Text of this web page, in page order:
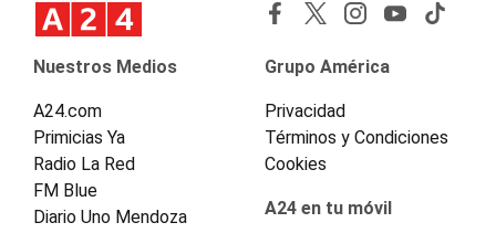
Nuestros Medios
A24.com
Primicias Ya
Radio La Red
FM Blue
Diario Uno Mendoza
Grupo América
Privacidad
Términos y Condiciones
Cookies
A24 en tu móvil